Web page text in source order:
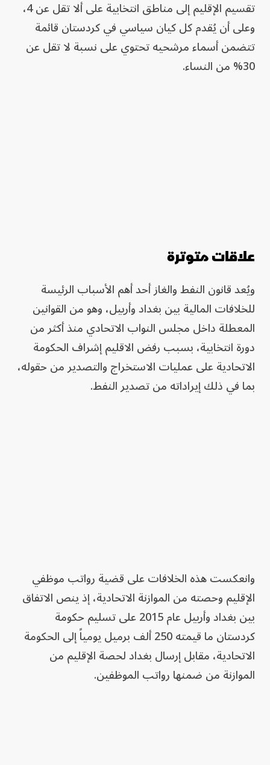
تقسيم الإقليم إلى مناطق انتخابية على ألا تقل عن 4،
وعلى أن يُقدم كل كيان سياسي في كردستان قائمة
تتضمن أسماء مرشحيه تحتوي على نسبة لا تقل عن
30% من النساء.
علاقات متوترة
ويُعد قانون النفط والغاز أحد أهم الأسباب الرئيسة
للخلافات المالية بين بغداد وأربيل، وهو من القوانين
المعطلة داخل مجلس النواب الاتحادي منذ أكثر من
دورة انتخابية، بسبب رفض الاقليم إشراف الحكومة
الاتحادية على عمليات الاستخراج والتصدير من حقوله،
بما في ذلك إيراداته من تصدير النفط.
وانعكست هذه الخلافات على قضية رواتب موظفي
الإقليم وحصته من الموازنة الاتحادية، إذ ينص الاتفاق
بين بغداد وأربيل عام 2015 على تسليم حكومة
كردستان ما قيمته 250 ألف برميل يومياً إلى الحكومة
الاتحادية، مقابل إرسال بغداد لحصة الإقليم من
الموازنة من ضمنها رواتب الموظفين.